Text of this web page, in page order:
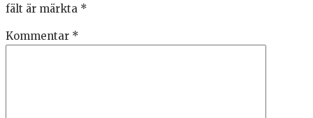
fält är märkta *
Kommentar *